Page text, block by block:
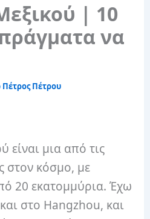
| 10
να
Πέτρος Πέτρου
είναι μια από τις
στον κόσμο, με
20 εκατομμύρια. Έχω
στο Hangzhou, και